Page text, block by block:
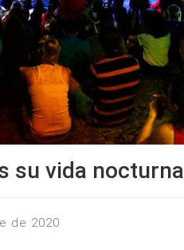
su vida nocturna
de 2020